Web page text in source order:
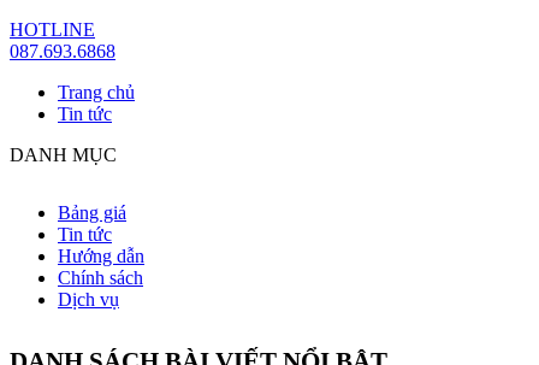
HOTLINE
087.693.6868
Trang chủ
Tin tức
DANH MỤC
Bảng giá
Tin tức
Hướng dẫn
Chính sách
Dịch vụ